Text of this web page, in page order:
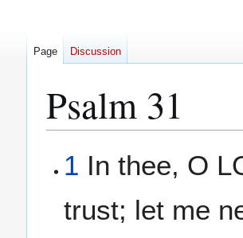
Psalm 31
toto
1 In thee, O
trust; let me
Page Discussion